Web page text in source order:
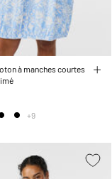
à manches courtes
+9